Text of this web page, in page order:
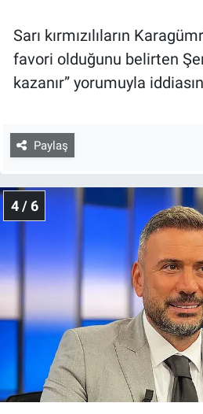
Sarı kırmızılıların
favori olduğunu belirten
kazanır” yorumuyla
Paylaş
4 / 6